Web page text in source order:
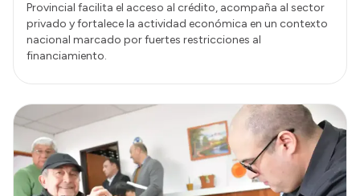
Provincial facilita el acceso al crédito, acompaña al sector
privado y fortalece la actividad económica en un contexto
nacional marcado por fuertes restricciones al
financiamiento.